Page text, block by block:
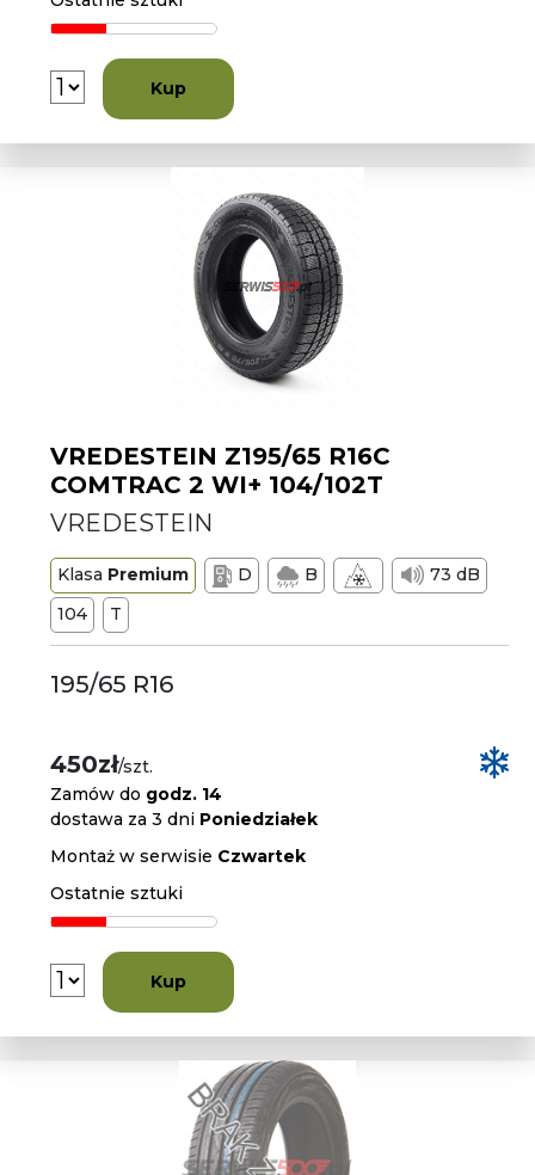
Kup
VREDESTEIN Z195/65 R16C
COMTRAC 2 WI+ 104/102T
VREDESTEIN
Klasa Premium D B
73 dB
104
T
195/65 R16
450zł/szt.
Zamów do godz. 14
dostawa za 3 dni Poniedziałek
Montaż w serwisie Czwartek
Ostatnie sztuki
Kup